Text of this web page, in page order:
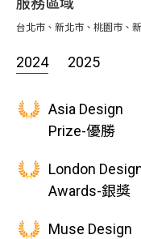
台北市、新北市、桃園市、
2024 2025
Asia Design
Prize-優勝
London
Awards-銀獎
Muse Design